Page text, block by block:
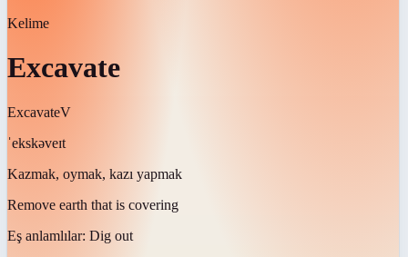
Kelime
Excavate
ExcavateV
ˈekskəveɪt
Kazmak, oymak, kazı yapmak
Remove earth that is covering
Eş anlamlılar: Dig out